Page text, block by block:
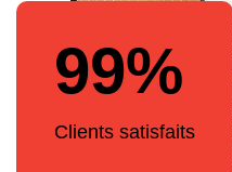
99%
Clients satisfaits